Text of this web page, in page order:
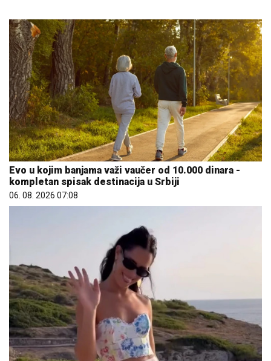
Evo u kojim banjama važi vaučer od 10.000 dinara -
kompletan spisak destinacija u Srbiji
06. 08. 2026 07:08